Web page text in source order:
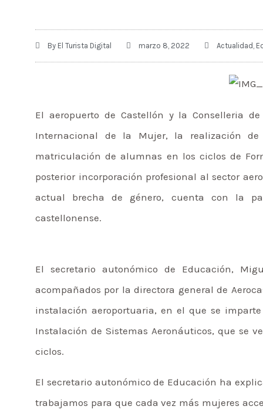
By El Turista Digital marzo 8, 2022 Actualidad
El aeropuerto de Castellón y la Conselleria
Internacional de la Mujer, la realización
matriculación de alumnas en los ciclos de
posterior incorporación profesional al sector
actual brecha de género, cuenta con la
castellonense.
El secretario autonómico de Educación,
acompañados por la directora general de
instalación aeroportuaria, en el que se
Instalación de Sistemas Aeronáuticos, que se
ciclos.
El secretario autonómico de Educación ha
trabajamos para que cada vez más mujeres